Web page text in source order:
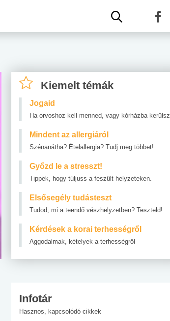
Kiemelt témák
Jogaid
Ha orvoshoz kell menned, vagy kórházba kerülsz
Mindent az allergiáról
Szénanátha? Ételallergia? Tudj meg többet!
Győzd le a stresszt!
Tippek, hogy túljuss a feszült helyzeteken.
Elsősegély tudásteszt
Tudod, mi a teendő vészhelyzetben? Teszteld!
Kérdések a korai terhességről
Aggodalmak, kételyek a terhességről
Infotár
Hasznos, kapcsolódó cikkek